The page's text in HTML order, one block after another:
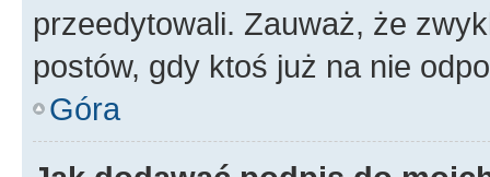
przeedytowali. Zauważ, że
postów, gdy ktoś już na nie
Góra